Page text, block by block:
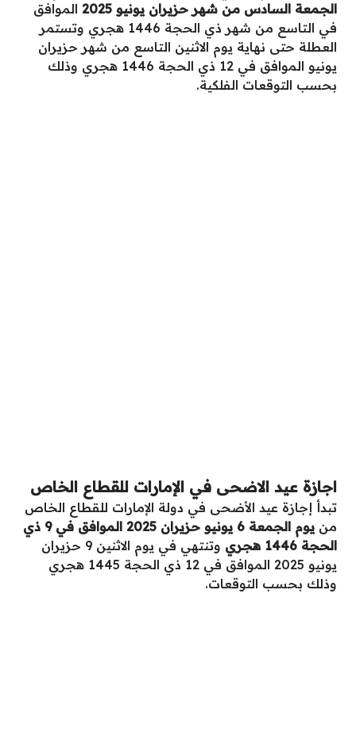
الجمعة السادس من شهر حزيران يونيو 2025
الموافق
في التاسع من شهر ذي الحجة 1446 هجري وتستمر
العطلة حتى نهاية يوم الاثنين التاسع من شهر حزيران
يونيو الموافق في 12 ذي الحجة 1446 هجري وذلك
بحسب التوقعات الفلكية.
اجازة عيد الاضحى في الإمارات للقطاع الخاص
تبدأ إجازة عيد الأضحى في دولة الإمارات للقطاع الخاص
من
يوم الجمعة 6 يونيو حزيران 2025 الموافق في 9 ذي
الحجة 1446 هجري
وتنتهي في يوم الاثنين 9 حزيران
يونيو 2025 الموافق في 12 ذي الحجة 1445 هجري
وذلك بحسب التوقعات.